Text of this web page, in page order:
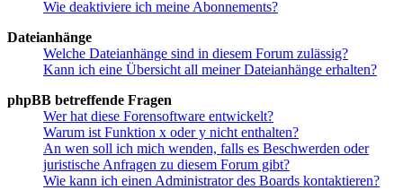
Wie deaktiviere ich meine Abonnements?
Dateianhänge
Welche Dateianhänge sind in diesem Forum zulässig?
Kann ich eine Übersicht all meiner Dateianhänge erhalten?
phpBB betreffende Fragen
Wer hat diese Forensoftware entwickelt?
Warum ist Funktion x oder y nicht enthalten?
An wen soll ich mich wenden, falls es Beschwerden oder
juristische Anfragen zu diesem Forum gibt?
Wie kann ich einen Administrator des Boards kontaktieren?